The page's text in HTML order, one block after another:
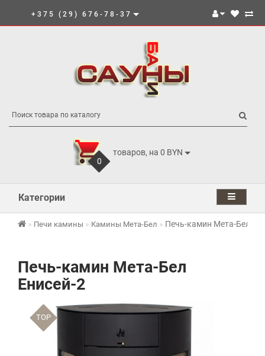
+375 (29) 676-78-37
0
товаров, на 0 BYN
Категории
Печи камины Камины Мета-Бел Печь-камин Мета-Бел
Печь-камин Мета-Бел
Енисей-2
TOP